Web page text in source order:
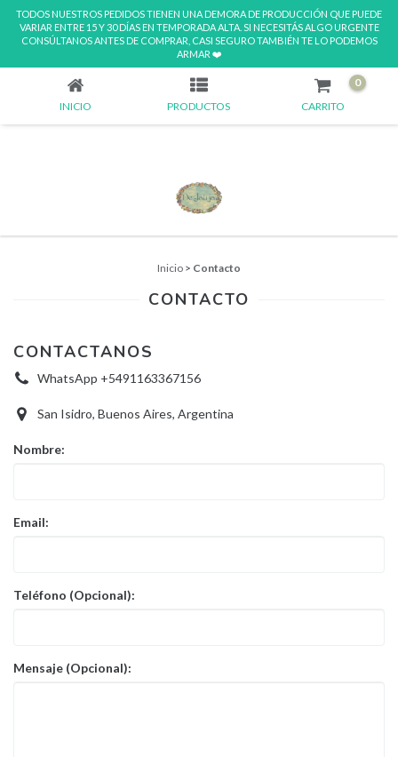
TODOS NUESTROS PEDIDOS TIENEN UNA DEMORA DE PRODUCCIÓN QUE PUEDE
VARIAR ENTRE 15 Y 30 DÍAS EN TEMPORADA ALTA. SI NECESITÁS ALGO URGENTE
CONSÚLTANOS ANTES DE COMPRAR, CASI SEGURO TAMBIÉN TE LO PODEMOS
ARMAR ❤️
CONTACTO
INICIO PRODUCTOS CARRITO
0
Inicio > Contacto
CONTACTO
CONTACTANOS
WhatsApp +5491163367156
San Isidro, Buenos Aires, Argentina
Nombre:
Email:
Teléfono (Opcional):
Mensaje (Opcional):